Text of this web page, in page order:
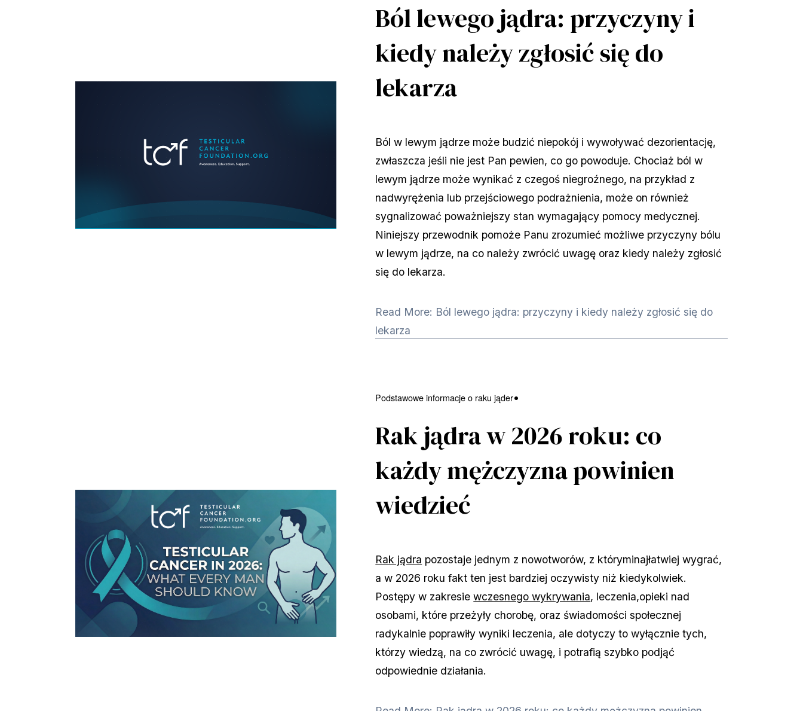
Ból lewego jądra: przyczyny i
kiedy należy zgłosić się do
lekarza
Ból w lewym jądrze może budzić niepokój i wywoływać dezorientację,
zwłaszcza jeśli nie jest Pan pewien, co go powoduje. Chociaż ból w
lewym jądrze może wynikać z czegoś niegroźnego, na przykład z
nadwyrężenia lub przejściowego podrażnienia, może on również
sygnalizować poważniejszy stan wymagający pomocy medycznej.
Niniejszy przewodnik pomoże Panu zrozumieć możliwe przyczyny bólu
w lewym jądrze, na co należy zwrócić uwagę oraz kiedy należy zgłosić
się do lekarza.
Read More: Ból lewego jądra: przyczyny i kiedy należy zgłosić się do
lekarza
Podstawowe informacje o raku jąder
Rak jądra w 2026 roku: co
każdy mężczyzna powinien
wiedzieć
Rak jądra pozostaje jednym z nowotworów, z któryminajłatwiej wygrać,
a w 2026 roku fakt ten jest bardziej oczywisty niż kiedykolwiek.
Postępy w zakresie wczesnego wykrywania, leczenia,opieki nad
osobami, które przeżyły chorobę, oraz świadomości społecznej
radykalnie poprawiły wyniki leczenia, ale dotyczy to wyłącznie tych,
którzy wiedzą, na co zwrócić uwagę, i potrafią szybko podjąć
odpowiednie działania.